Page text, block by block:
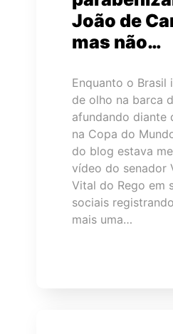
João de
mas não…
Enquanto o Brasil
de olho na barca
afundando diante
na Copa do
do blog estava
vídeo do senador
Vital do Rego em
sociais
mais uma…